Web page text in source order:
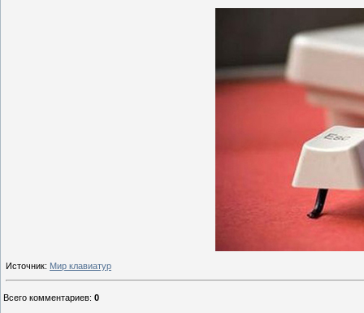
Источник: Мир клавиатур
Всего комментариев: 0